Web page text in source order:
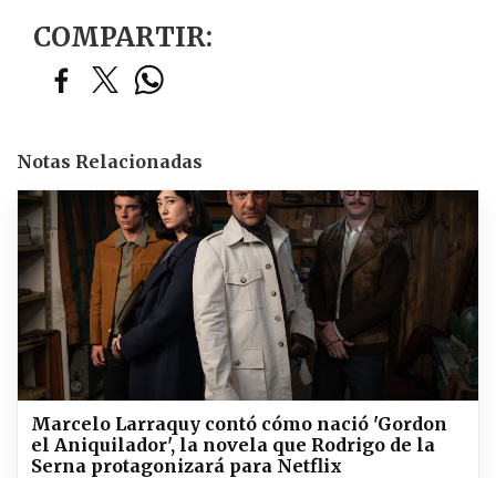
COMPARTIR:
Notas Relacionadas
Marcelo Larraquy contó cómo nació 'Gordon
el Aniquilador', la novela que Rodrigo de la
Serna protagonizará para Netflix